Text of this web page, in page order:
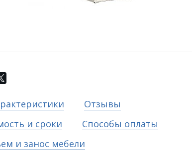
Отзывы
и сроки
Способы оплаты
и занос мебели